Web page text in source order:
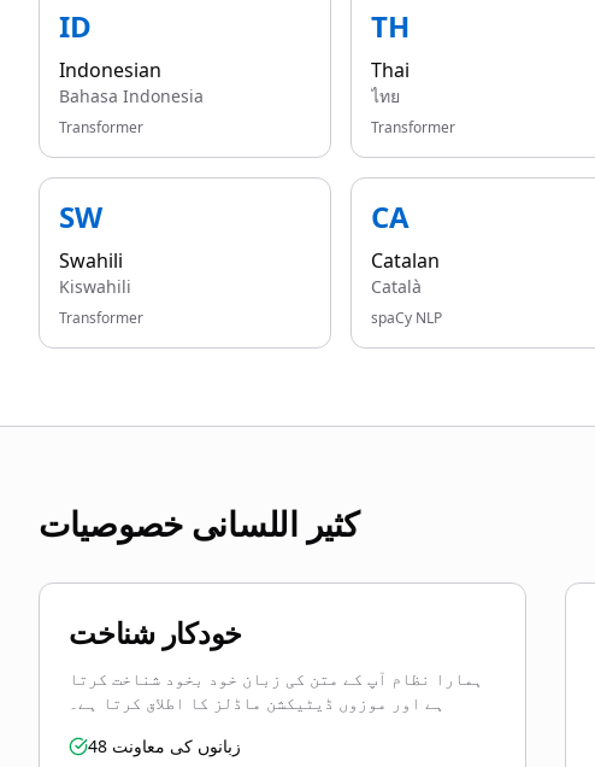
ID
Indonesian
Bahasa Indonesia
Transformer
TH
Thai
ไทย
Transformer
SW
Swahili
Kiswahili
Transformer
CA
Catalan
Català
spaCy NLP
کثیر اللسانی خصوصیات
خودکار شناخت
ہمارا نظام آپ کے متن کی زبان خود بخود شناخت کرتا
ہے اور موزوں ڈیٹیکشن ماڈلز کا اطلاق کرتا ہے۔
48 زبانوں کی معاونت